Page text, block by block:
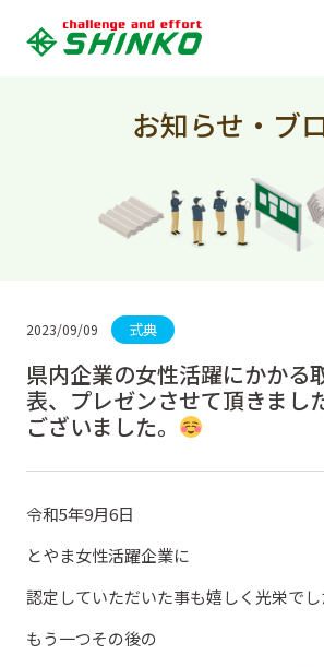
お知らせ・ブ
2023/09/09 式典
県内企業の女性活躍にかかる
表、プレゼンさせて頂きまし
ございました。
令和5年9月6日
とやま女性活躍企業に
認定していただいた事も嬉しく光栄でし
もう一つその後の